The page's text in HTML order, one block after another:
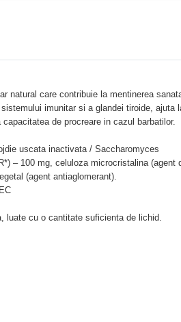
natural care contribuie la mentinerea
imunitar si a glandei tiroide, ajuta
de procreare in cazul barbatilor.
uscata inactivata / Saccharomyces
– 100 mg, celuloza microcristalina (agent
(agent antiaglomerant).
luate cu o cantitate suficienta de lichid.